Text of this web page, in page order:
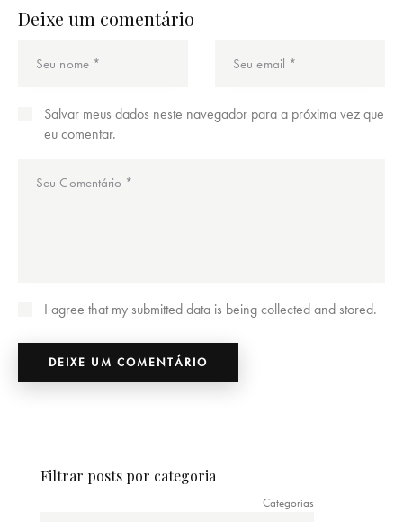
Deixe um comentário
Salvar meus dados neste navegador para a próxima vez que
eu comentar.
I agree that my submitted data is being collected and stored.
Filtrar posts por categoria
Categorias